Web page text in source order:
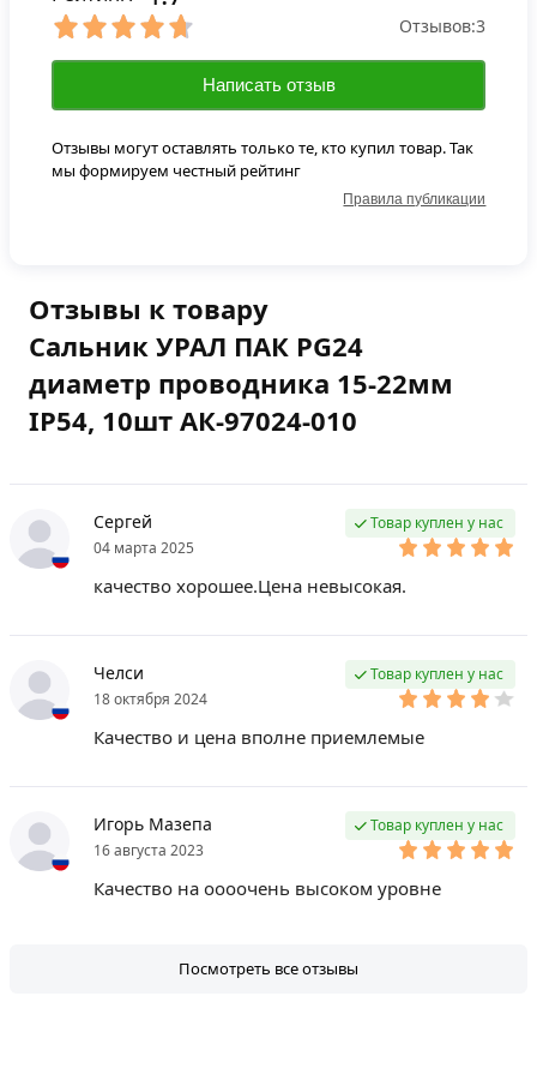
Отзывы к товару
Сальник УРАЛ ПАК PG24
диаметр проводника 15-22мм
IP54, 10шт АК-97024-010
Сергей
04 марта 2025
Товар куплен у нас
качество хорошее.Цена невысокая.
Челси
18 октября 2024
Товар куплен у нас
Качество и цена вполне приемлемые
Игорь Мазепа
16 августа 2023
Товар куплен у нас
Качество на оооочень высоком уровне
Посмотреть все отзывы
Отзывов:3
Написать отзыв
Отзывы могут оставлять только те, кто купил товар. Так
мы формируем честный рейтинг
Правила публикации